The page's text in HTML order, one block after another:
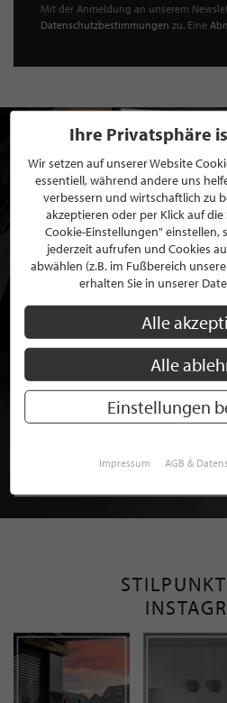
Mit der Anmeldung an unserem
Datenschutzbestimmungen zu. Eine
BEWERBEN SIE SICH
Ihre Privatsphäre
Wir setzen auf unserer Website
essentiell, während andere uns
verbessern und wirtschaftlich zu
akzeptieren oder per Klick auf
Cookie-Einstellungen" einstellen,
jederzeit aufrufen und Cookies
abwählen (z.B. im Fußbereich
erhalten Sie in unserer
Alle
Alle
Einstellungen
Impressum AGB &